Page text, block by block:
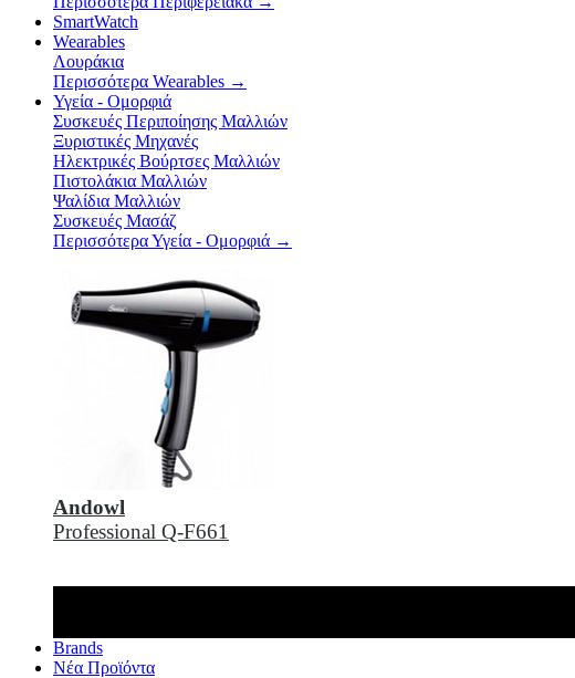
SmartWatch
Wearables
Λουράκια
Περισσότερα Wearables →
Υγεία - Ομορφιά
Συσκευές Περιποίησης Μαλλιών
Ξυριστικές Μηχανές
Ηλεκτρικές Βούρτσες Μαλλιών
Πιστολάκια Μαλλιών
Ψαλίδια Μαλλιών
Συσκευές Μασάζ
Περισσότερα Υγεία - Ομορφιά →
Andowl
Professional Q-F661
Brands
Νέα Προϊόντα